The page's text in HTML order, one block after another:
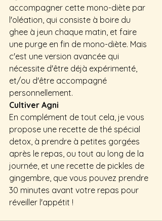
accompagner cette mono-diète par
l'oléation, qui consiste à boire du
ghee à jeun chaque matin, et faire
une purge en fin de mono-diète. Mais
c'est une version avancée qui
nécessite d'être déjà expérimenté,
et/ou d'être accompagné
personnellement.
Cultiver Agni
En complément de tout cela, je vous
propose une recette de thé spécial
detox, à prendre à petites gorgées
après le repas, ou tout au long de la
journée, et une recette de pickles de
gingembre, que vous pouvez prendre
30 minutes avant votre repas pour
réveiller l'appétit !